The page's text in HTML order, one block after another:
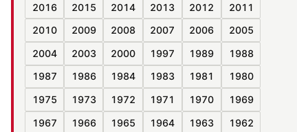
2016
2015 2014 2013 2012
2011
2010
2009 2008 2007 2006
2005
2004
2003 2000 1997 1989
1988
1987
1986 1984 1983 1981
1980
1975
1973 1972 1971 1970
1969
1967
1966 1965 1964 1963
1962